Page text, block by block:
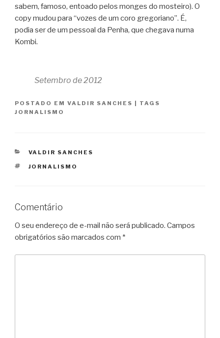
sabem, famoso, entoado pelos monges do mosteiro). O
copy mudou para “vozes de um coro gregoriano”. É,
podia ser de um pessoal da Penha, que chegava numa
Kombi.
Setembro de 2012
POSTADO EM VALDIR SANCHES | TAGS
JORNALISMO
CATEGORIAS
VALDIR SANCHES
TAGS
JORNALISMO
Comentário
O seu endereço de e-mail não será publicado. Campos
obrigatórios são marcados com *